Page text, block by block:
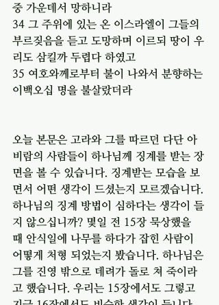
중 가운데서 망하니라
34 그 주위에 있는 온 이스라엘이 그들의
부르짖음을 듣고 도망하며 이르되 땅이 우
리도 삼킬까 두렵다 하였고
35 여호와께로부터 불이 나와서 분향하는
이백오십 명을 불살랐더라
오늘 본문은 고라와 그를 따르던 다단 아
비람의 사람들이 하나님께 징계를 받는 장
면을 볼 수 있습니다. 징계받는 모습을 보
면서 어떤 생각이 드셨는지 모르겠습니다.
하나님의 징계 방법이 심하다는 생각이 들
지 않으십니까? 몇일 전 15장 묵상했을
때 안식일에 나무를 하다가 잡힌 사람이
어떻게 처형 되었는지 봤습니다. 하나님은
그를 진영 밖으로 데려가 돌로 쳐 죽이라
고 했습니다. 우리는 15장에서도 그렇고